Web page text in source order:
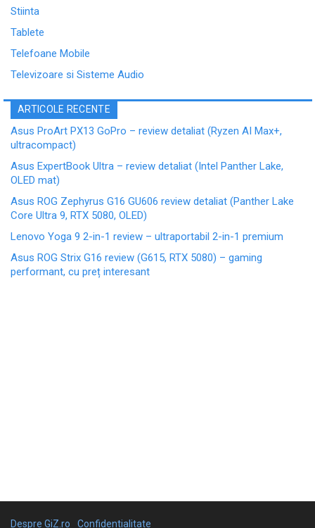
Stiinta
Tablete
Telefoane Mobile
Televizoare si Sisteme Audio
ARTICOLE RECENTE
Asus ProArt PX13 GoPro – review detaliat (Ryzen AI Max+,
ultracompact)
Asus ExpertBook Ultra – review detaliat (Intel Panther Lake,
OLED mat)
Asus ROG Zephyrus G16 GU606 review detaliat (Panther Lake
Core Ultra 9, RTX 5080, OLED)
Lenovo Yoga 9 2-in-1 review – ultraportabil 2-in-1 premium
Asus ROG Strix G16 review (G615, RTX 5080) – gaming
performant, cu preț interesant
Despre GiZ.ro Confidentialitate